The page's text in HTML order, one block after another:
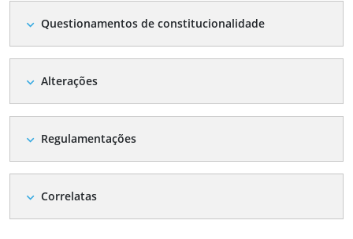
expand_more Questionamentos de constitucionalidade
expand_more Alterações
expand_more Regulamentações
expand_more Correlatas